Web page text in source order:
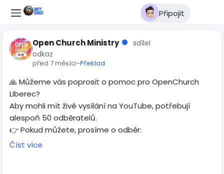
Připojit
Open Church Ministry
sdílel
odkaz
před 7 měsíci-Překlad
🙏 Můžeme vás poprosit o pomoc pro OpenChurch
Liberec?
Aby mohli mít živé vysílání na YouTube, potřebují
alespoň 50 odběratelů.
👉 Pokud můžete, prosíme o odběr:
Každý odběr opravdu pomůže.
Číst více